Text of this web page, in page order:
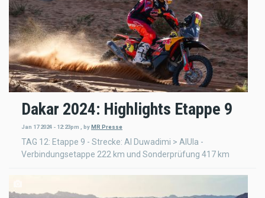
Dakar 2024: Highlights Etappe 9
Jan 17 2024 - 12:23pm byMR Presse
TAG 12: Etappe 9 - Strecke: Al Duwadimi > AlUla -
Verbindungsetappe 222 km und Sonderprüfung 417 km